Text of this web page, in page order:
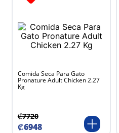
Comida Seca Para Gato
Pronature Adult Chicken 2.27
Kg
₡7720
₡6948